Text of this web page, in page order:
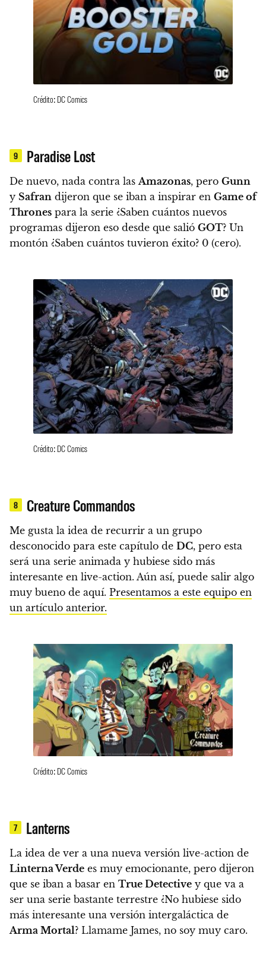
Crédito: DC Comics
9 Paradise Lost
De nuevo, nada contra lasAmazonas, pero Gunn
y Safran dijeron que se iban a inspirar en Game of
Thrones para la serie ¿Saben cuántos nuevos
programas dijeron eso desde que salió GOT? Un
montón ¿Saben cuántos tuvieron éxito? 0 (cero).
Crédito: DC Comics
8 Creature Commandos
Me gusta la idea de recurrir a un grupo
desconocido para este capítulo de DC, pero esta
será una serie animada y hubiese sido más
interesante en live-action. Aún así, puede salir algo
muy bueno de aquí. Presentamos a este equipo en
un artículo anterior.
Crédito: DC Comics
7 Lanterns
La idea de ver a una nueva versión live-action de
Linterna Verde es muy emocionante, pero dijeron
que se iban a basar en True Detective y que va a
ser una serie bastante terrestre ¿No hubiese sido
más interesante una versión intergaláctica de
Arma Mortal? Llamame James, no soy muy caro.